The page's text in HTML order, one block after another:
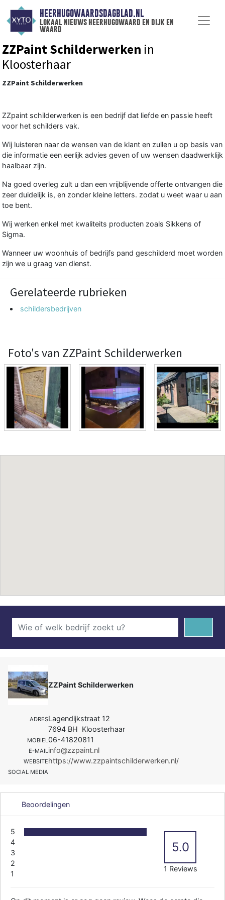
HEERHUGOWAARDSDAGBLAD.NL
lokaal nieuws heerhugowaard en dijk en
waard
ZZPaint Schilderwerken in
Kloosterhaar
ZZPaint Schilderwerken
ZZpaint schilderwerken is een bedrijf dat liefde en passie heeft
voor het schilders vak.
Wij luisteren naar de wensen van de klant en zullen u op basis van
die informatie een eerlijk advies geven of uw wensen daadwerklijk
haalbaar zijn.
Na goed overleg zult u dan een vrijblijvende offerte ontvangen die
zeer duidelijk is, en zonder kleine letters. zodat u weet waar u aan
toe bent.
Wij werken enkel met kwaliteits producten zoals Sikkens of
Sigma.
Wanneer uw woonhuis of bedrijfs pand geschilderd moet worden
zijn we u graag van dienst.
Gerelateerde rubrieken
schildersbedrijven
Foto's van ZZPaint Schilderwerken
ZZPaint Schilderwerken
ADRESLagendijkstraat 12
7694 BH Kloosterhaar
MOBIEL06-41820811
E-MAILinfo@zzpaint.nl
WEBSITEhttps://www.zzpaintschilderwerken.nl/
SOCIAL MEDIA
Beoordelingen
5
4
3
2
1
5.0
1 Reviews